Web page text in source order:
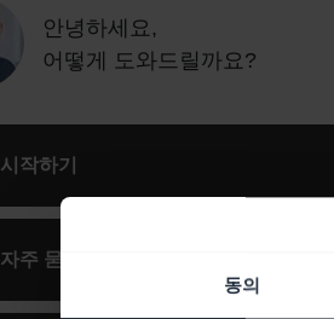
동의
안녕하세요,
어떻게 도와드릴까요?
시작하기
자주 묻는 질문